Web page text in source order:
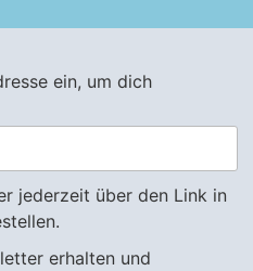
ein, um dich
jederzeit über den Link in
erhalten und